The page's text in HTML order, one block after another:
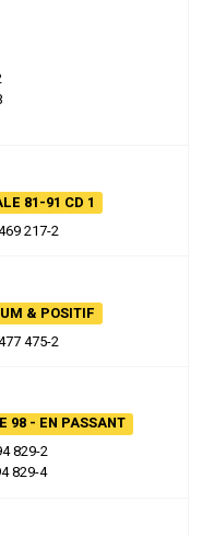
81-91 CD 1
217-2
& POSITIF
475-2
98 - EN PASSANT
829-2
829-4